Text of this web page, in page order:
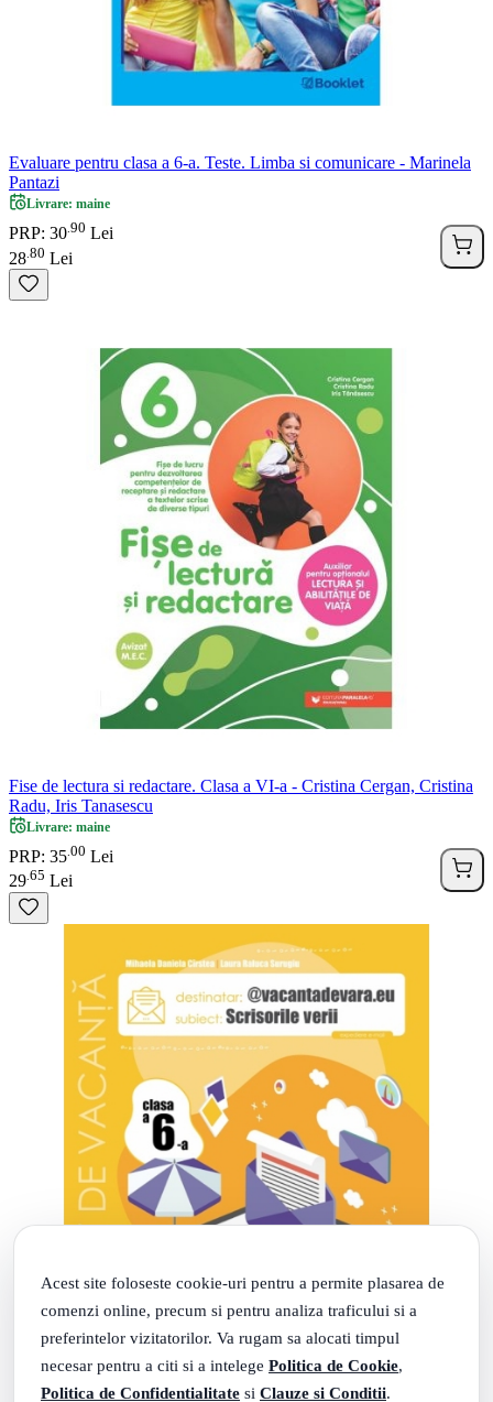
Acest site foloseste cookie-uri pentru a permite plasarea de
comenzi online, precum si pentru analiza traficului si a
preferintelor vizitatorilor. Va rugam sa alocati timpul
necesar pentru a citi si a intelege Politica de Cookie,
Politica de Confidentialitate si Clauze si Conditii.
Evaluare pentru clasa a 6-a. Teste. Limba si comunicare - Marinela
Pantazi
Livrare: maine
PRP: 30 90 Lei
28 80 Lei
Fise de lectura si redactare. Clasa a VI-a - Cristina Cergan, Cristina
Radu, Iris Tanasescu
Livrare: maine
PRP: 35 00 Lei
29 65 Lei